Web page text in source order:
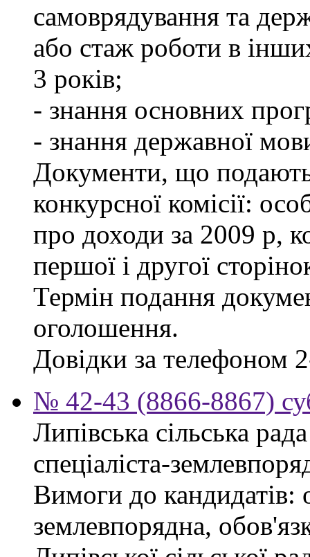
самоврядування та
або стаж роботи в
3 років;
- знання основних
- знання державної
Документи, що
конкурсної комісії:
про доходи за 2009 р,
першої і другої
Термін подання
оголошення.
Довідки за телефоном
№ 42-43 (8866-8867)
Липівська сільська
спеціаліста-
Вимоги до кандидатів:
землевпорядна,